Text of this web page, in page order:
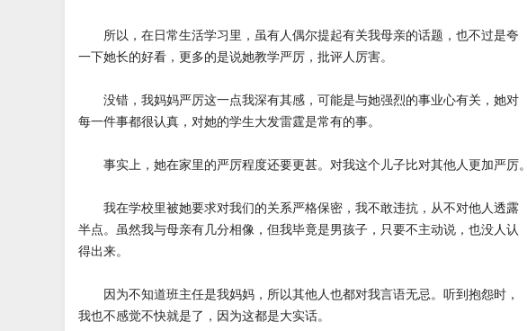
所以，在日常生活学习里，虽有人偶尔提起有关我母亲的话题，也不过是夸
一下她长的好看，更多的是说她教学严厉，批评人厉害。
没错，我妈妈严厉这一点我深有其感，可能是与她强烈的事业心有关，她对
每一件事都很认真，对她的学生大发雷霆是常有的事。
事实上，她在家里的严厉程度还要更甚。对我这个儿子比对其他人更加严厉。
我在学校里被她要求对我们的关系严格保密，我不敢违抗，从不对他人透露
半点。虽然我与母亲有几分相像，但我毕竟是男孩子，只要不主动说，也没人认
得出来。
因为不知道班主任是我妈妈，所以其他人也都对我言语无忌。听到抱怨时，
我也不感觉不快就是了，因为这都是大实话。